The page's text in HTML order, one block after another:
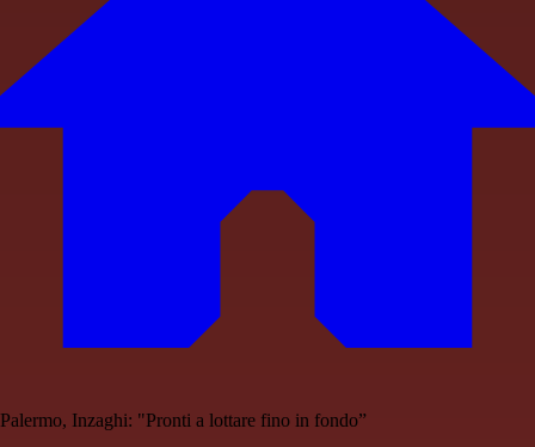
Palermo, Inzaghi: "Pronti a lottare fino in fondo”